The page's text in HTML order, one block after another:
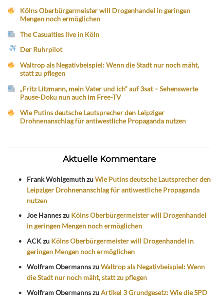
Kölns Oberbürgermeister will Drogenhandel in geringen
Mengen noch ermöglichen
The Casualties live in Köln
Der Ruhrpilot
Waltrop als Negativbeispiel: Wenn die Stadt nur noch mäht,
statt zu pflegen
„Fritz Litzmann, mein Vater und ich“ auf 3sat – Sehenswerte
Pause-Doku nun auch im Free-TV
Wie Putins deutsche Lautsprecher den Leipziger
Drohnenanschlag für antiwestliche Propaganda nutzen
Aktuelle Kommentare
Frank WohlgemuthzuWie Putins deutsche Lautsprecher den
Leipziger Drohnenanschlag für antiwestliche Propaganda
nutzen
Joe Hanneszu Kölns Oberbürgermeister will Drogenhandel
in geringen Mengen noch ermöglichen
ACKzu Kölns Oberbürgermeister will Drogenhandel in
geringen Mengen noch ermöglichen
Wolfram ObermannszuWaltrop als Negativbeispiel: Wenn
die Stadt nur noch mäht, statt zu pflegen
Wolfram ObermannszuArtikel 3 Grundgesetz: Wie die SPD